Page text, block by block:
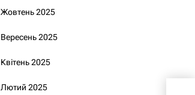
Жовтень 2025
Вересень 2025
Квітень 2025
Лютий 2025